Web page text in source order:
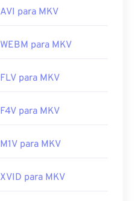
AVI para MKV
WEBM para MKV
FLV para MKV
F4V para MKV
M1V para MKV
XVID para MKV